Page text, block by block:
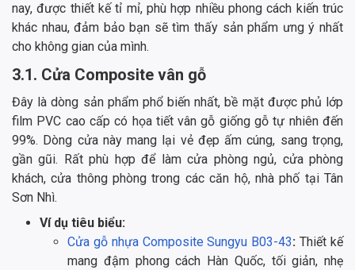
nay, được thiết kế tỉ mỉ, phù hợp nhiều phong cách kiến trúc
khác nhau, đảm bảo bạn sẽ tìm thấy sản phẩm ưng ý nhất
cho không gian của mình.
3.1. Cửa Composite vân gỗ
Đây là dòng sản phẩm phổ biến nhất, bề mặt được phủ lớp
film PVC cao cấp có họa tiết vân gỗ giống gỗ tự nhiên đến
99%. Dòng cửa này mang lại vẻ đẹp ấm cúng, sang trọng,
gần gũi. Rất phù hợp để làm cửa phòng ngủ, cửa phòng
khách, cửa thông phòng trong các căn hộ, nhà phố tại Tân
Sơn Nhì.
Ví dụ tiêu biểu:
Cửa gỗ nhựa Composite Sungyu B03-43: Thiết kế
mang đậm phong cách Hàn Quốc, tối giản, nhẹ